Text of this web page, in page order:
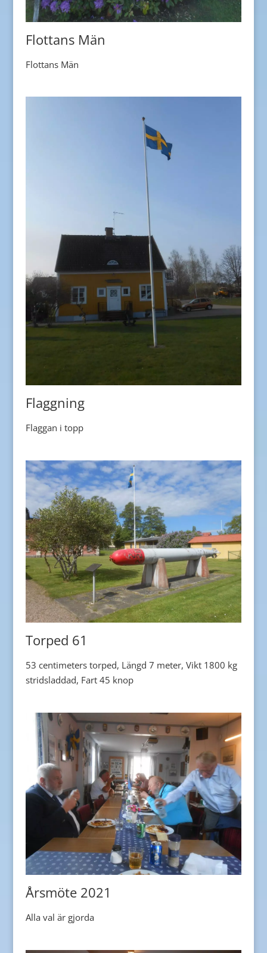
Flottans Män
Flottans Män
Flaggning
Flaggan i topp
Torped 61
53 centimeters torped, Längd 7 meter, Vikt 1800 kg
stridsladdad, Fart 45 knop
Årsmöte 2021
Alla val är gjorda